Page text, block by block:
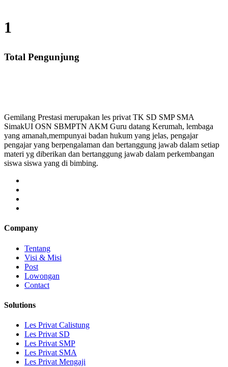
1
Total Pengunjung
Gemilang Prestasi merupakan les privat TK SD SMP SMA
SimakUI OSN SBMPTN AKM Guru datang Kerumah, lembaga
yang amanah,mempunyai badan hukum yang jelas, pengajar
pengajar yang berpengalaman dan bertanggung jawab dalam setiap
materi yg diberikan dan bertanggung jawab dalam perkembangan
siswa siswa yang di bimbing.
Company
Tentang
Visi & Misi
Post
Lowongan
Contact
Solutions
Les Privat Calistung
Les Privat SD
Les Privat SMP
Les Privat SMA
Les Privat Mengaji